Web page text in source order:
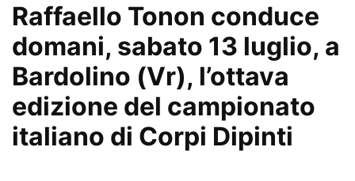
Raffaello Tonon conduce
domani, sabato 13 luglio, a
Bardolino (Vr), l’ottava
edizione del campionato
italiano di Corpi Dipinti